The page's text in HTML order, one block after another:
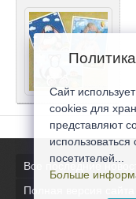
Все последние
Полная версия сайта
Сайт
cookies для
представляют
посетителей...
Больше